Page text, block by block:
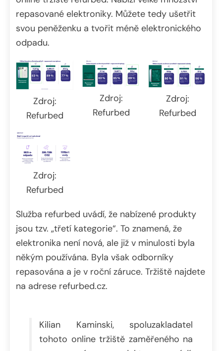
repasované elektroniky. Můžete tedy ušetřit
svou peněženku a tvořit méně elektronického
odpadu.
Zdroj:
Refurbed
Zdroj:
Refurbed
Zdroj:
Refurbed
Zdroj:
Refurbed
Služba refurbed uvádí, že nabízené produkty
jsou tzv. „třetí kategorie“. To znamená, že
elektronika není nová, ale již v minulosti byla
někým používána. Byla však odborníky
repasována a je v roční záruce. Tržiště najdete
na adrese refurbed.cz.
Kilian Kaminski, spoluzakladatel
tohoto online tržiště zaměřeného na